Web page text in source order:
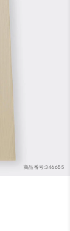
商品番号:346655